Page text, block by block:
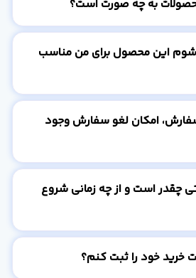
به چه صورت است؟
این محصول برای من مناسب
امکان لغو سفارش وجود
چقدر است و از چه زمانی شروع
خرید خود را ثبت کنم؟